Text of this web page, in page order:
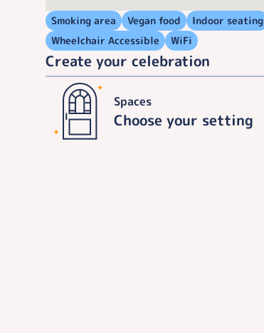
Smoking area Vegan food Indoor seating
Wheelchair Accessible
WiFi
Create your celebration
Spaces
Choose your setting